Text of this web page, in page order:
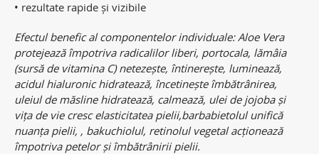
• rezultate rapide și vizibile
Efectul benefic al componentelor individuale: Aloe Vera
protejează împotriva radicalilor liberi, portocala, lămâia
(sursă de vitamina C) netezește, întinerește, luminează,
acidul hialuronic hidratează, încetinește îmbătrânirea,
uleiul de măsline hidratează, calmează, ulei de jojoba și
vița de vie cresc elasticitatea pielii,barbabietolul unifică
nuanța pielii, , bakuchiolul, retinolul vegetal acționează
împotriva petelor și îmbătrânirii pielii.